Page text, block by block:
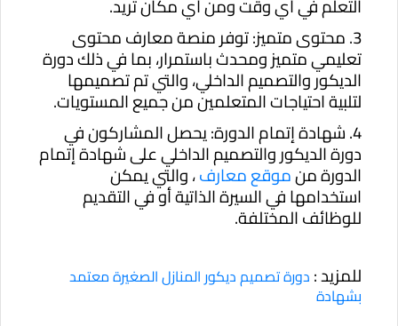
التعلم في أي وقت ومن أي مكان تريد.
3. محتوى متميز: توفر منصة معارف محتوى
تعليمي متميز ومحدث باستمرار، بما في ذلك دورة
الديكور والتصميم الداخلي، والتي تم تصميمها
لتلبية احتياجات المتعلمين من جميع المستويات.
4. شهادة إتمام الدورة: يحصل المشاركون في
دورة الديكور والتصميم الداخلي على شهادة إتمام
الدورة منموقع معارف، والتي يمكن
استخدامها في السيرة الذاتية أو في التقديم
للوظائف المختلفة.
للمزيد : دورة تصميم ديكور المنازل الصغيرة معتمد
بشهادة